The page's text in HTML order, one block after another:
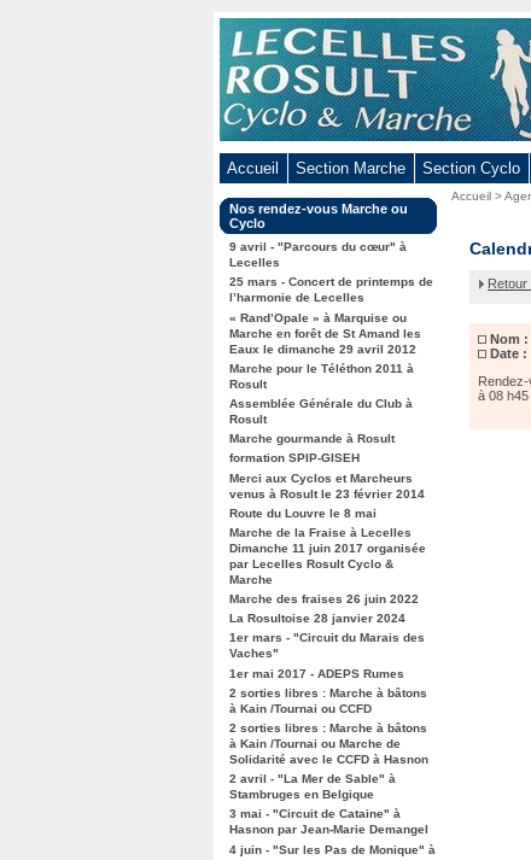
Accueil Section Marche Section Cyclo
Dans
la
rubrique
:
Nos rendez-vous Marche ou
Cyclo
9 avril - "Parcours du cœur" à
Lecelles
25 mars - Concert de printemps de
l’harmonie de Lecelles
« Rand’Opale » à Marquise ou
Marche en forêt de St Amand les
Eaux le dimanche 29 avril 2012
Marche pour le Téléthon 2011 à
Rosult
Assemblée Générale du Club à
Rosult
Marche gourmande à Rosult
formation SPIP-GISEH
Merci aux Cyclos et Marcheurs
venus à Rosult le 23 février 2014
Route du Louvre le 8 mai
Marche de la Fraise à Lecelles
Dimanche 11 juin 2017 organisée
par Lecelles Rosult Cyclo &
Marche
Marche des fraises 26 juin 2022
La Rosultoise 28 janvier 2024
1er mars - "Circuit du Marais des
Vaches"
1er mai 2017 - ADEPS Rumes
2 sorties libres : Marche à bâtons
à Kain /Tournai ou CCFD
2 sorties libres : Marche à bâtons
à Kain /Tournai ou Marche de
Solidarité avec le CCFD à Hasnon
2 avril - "La Mer de Sable" à
Stambruges en Belgique
3 mai - "Circuit de Cataine" à
Hasnon par Jean-Marie Demangel
4 juin - "Sur les Pas de Monique" à
Vous
Accueil >
Sortie
club
Maugré
Retour
Nom :
Date :
Rendez-
à 08